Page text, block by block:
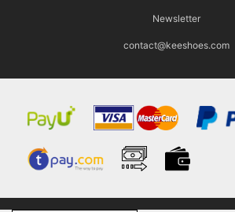
Newsletter
contact@keeshoes.com